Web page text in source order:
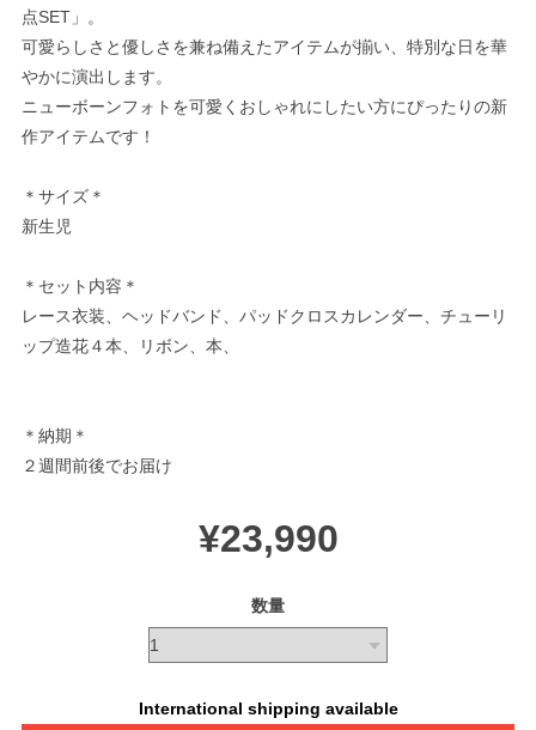
点SET」。
可愛らしさと優しさを兼ね備えたアイテムが揃い、特別な日を華
やかに演出します。
ニューボーンフォトを可愛くおしゃれにしたい方にぴったりの新
作アイテムです！
＊サイズ＊
新生児
＊セット内容＊
レース衣装、ヘッドバンド、パッドクロスカレンダー、チューリ
ップ造花４本、リボン、本、
＊納期＊
２週間前後でお届け
¥23,990
数量
International shipping available